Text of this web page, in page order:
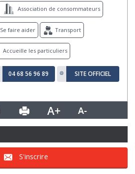
Association de consommateurs
Se faire aider Transport
Accueille les particuliers
04 68 56 96 89 SITE OFFICIEL
S'inscrire